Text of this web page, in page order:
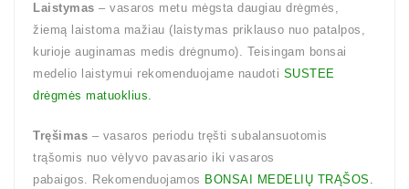
Laistymas – vasaros metu mėgsta daugiau drėgmės,
žiemą laistoma mažiau (laistymas priklauso nuo patalpos,
kurioje auginamas medis drėgnumo). Teisingam bonsai
medelio laistymui rekomenduojame naudoti SUSTEE
drėgmės matuoklius.
Tręšimas – vasaros periodu tręšti subalansuotomis
trąšomis nuo vėlyvo pavasario iki vasaros
pabaigos. Rekomenduojamos BONSAI MEDELIŲ TRĄŠOS.